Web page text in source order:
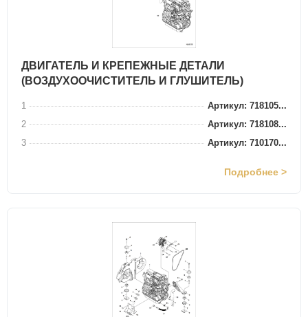
ДВИГАТЕЛЬ И КРЕПЕЖНЫЕ ДЕТАЛИ
(ВОЗДУХООЧИСТИТЕЛЬ И ГЛУШИТЕЛЬ)
1
Артикул: 718105...
2
Артикул: 718108...
3
Артикул: 710170...
Подробнее >